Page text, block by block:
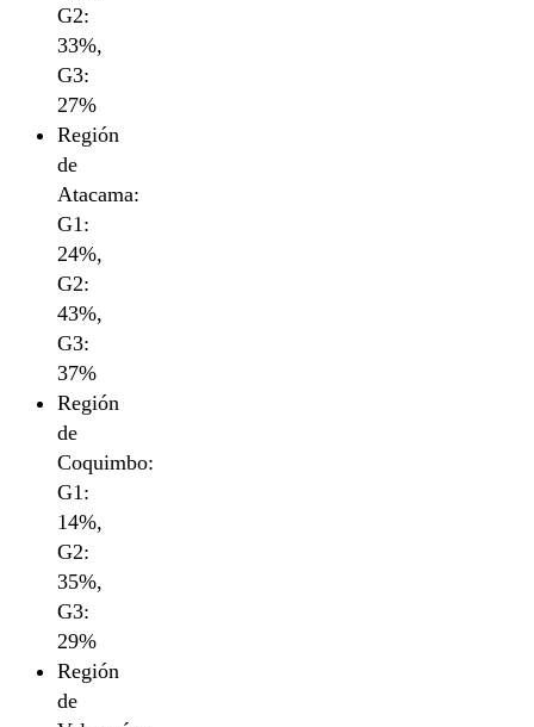
G2:
33%,
G3:
27%
Región
de
Atacama:
G1:
24%,
G2:
43%,
G3:
37%
Región
de
Coquimbo:
G1:
14%,
G2:
35%,
G3:
29%
Región
de